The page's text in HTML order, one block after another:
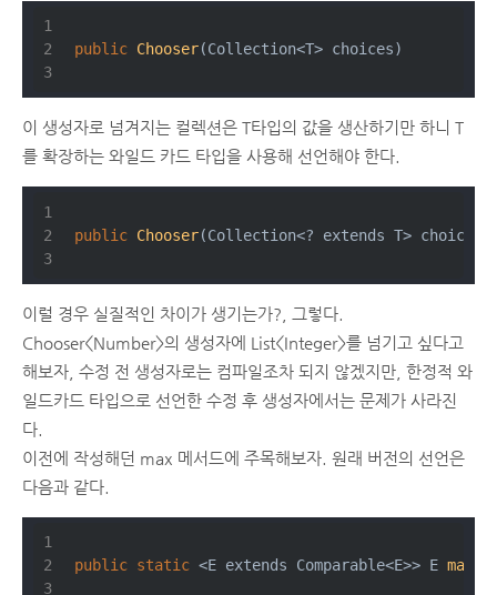
public Chooser(Collection<T> choices)
이 생성자로 넘겨지는 컬렉션은 T타입의 값을 생산하기만 하니 T
를 확장하는 와일드 카드 타입을 사용해 선언해야 한다.
public Chooser(Collection<? extends T> choices)
이럴 경우 실질적인 차이가 생기는가?, 그렇다.
Chooser<Number>의 생성자에 List<Integer>를 넘기고 싶다고
해보자, 수정 전 생성자로는 컴파일조차 되지 않겠지만, 한정적 와
일드카드 타입으로 선언한 수정 후 생성자에서는 문제가 사라진
다.
이전에 작성해던 max 메서드에 주목해보자. 원래 버전의 선언은
다음과 같다.
public static <E extends Comparable<E>> E max